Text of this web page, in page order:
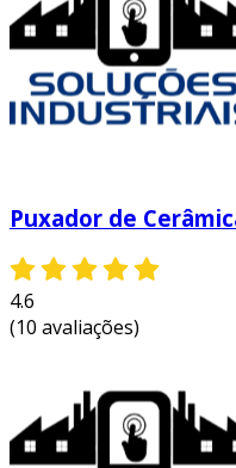
Puxador de
4.6
(10 avaliações)